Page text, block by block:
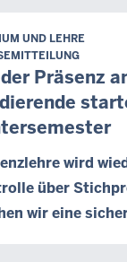
UND LEHRE
Präsenz
wird
über
wir eine